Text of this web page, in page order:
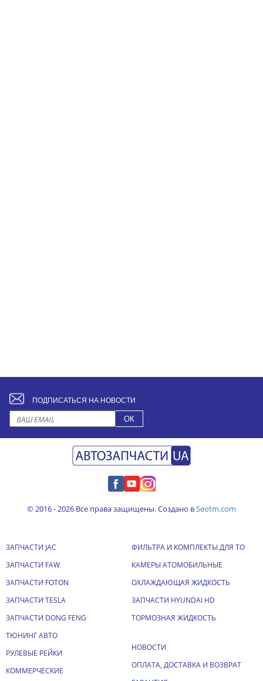
ПОДПИСАТЬСЯ НА НОВОСТИ
© 2016 - 2026 Все права защищены. Создано вSeotm.com
ЗАПЧАСТИ JAC
ЗАПЧАСТИ FAW
ЗАПЧАСТИ FOTON
ЗАПЧАСТИ TESLA
ЗАПЧАСТИ DONG FENG
ТЮНИНГ АВТО
РУЛЕВЫЕ РЕЙКИ
КОММЕРЧЕСКИЕ
ФИЛЬТРА И КОМПЛЕКТЫ ДЛЯ ТО
КАМЕРЫ АТОМОБИЛЬНЫЕ
ОХЛАЖДАЮЩАЯ ЖИДКОСТЬ
ЗАПЧАСТИ HYUNDAI HD
ТОРМОЗНАЯ ЖИДКОСТЬ
НОВОСТИ
ОПЛАТА, ДОСТАВКА И ВОЗВРАТ